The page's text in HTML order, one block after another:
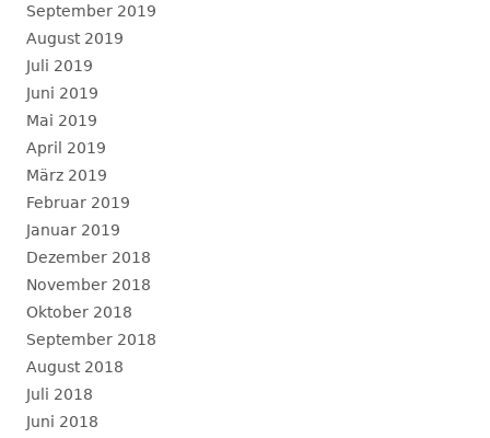
September 2019
August 2019
Juli 2019
Juni 2019
Mai 2019
April 2019
März 2019
Februar 2019
Januar 2019
Dezember 2018
November 2018
Oktober 2018
September 2018
August 2018
Juli 2018
Juni 2018